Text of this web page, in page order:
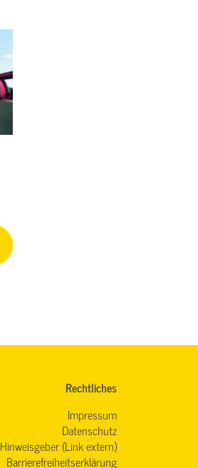
Rechtliches
Impressum
Datenschutz
Hinweisgeber (Link extern)
Barrierefreiheitserklärung